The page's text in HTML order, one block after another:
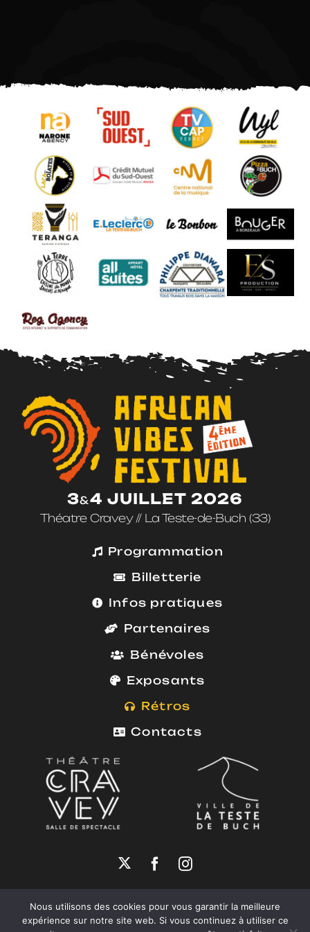
3&4 JUILLET 2026
Théatre Cravey // La Teste-de-Buch (33)
Programmation
Billetterie
Infos pratiques
Partenaires
Bénévoles
Exposants
Rétros
Contacts
Mentions Légales|Politique de Confidentialité
Réalisation :
Reg Agency
Nous utilisons des cookies pour vous garantir la meilleure
expérience sur notre site web. Si vous continuez à utiliser ce